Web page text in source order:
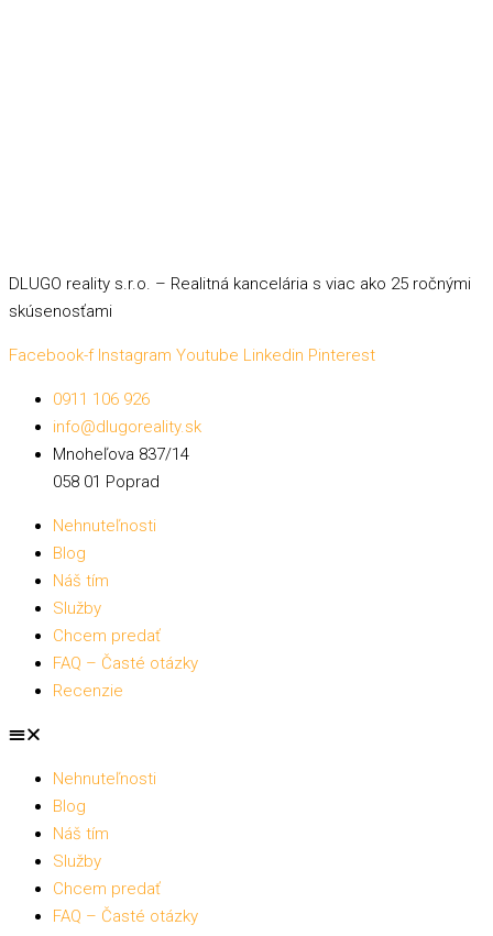
DLUGO reality s.r.o. – Realitná kancelária s viac ako 25 ročnými
skúsenosťami
Facebook-f Instagram Youtube Linkedin Pinterest
0911 106 926
info@dlugoreality.sk
Mnoheľova 837/14
058 01 Poprad
Nehnuteľnosti
Blog
Náš tím
Služby
Chcem predať
FAQ – Časté otázky
Recenzie
Nehnuteľnosti
Blog
Náš tím
Služby
Chcem predať
FAQ – Časté otázky